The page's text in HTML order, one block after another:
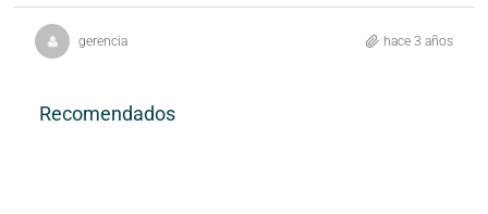
gerencia hace 3 años
Recomendados